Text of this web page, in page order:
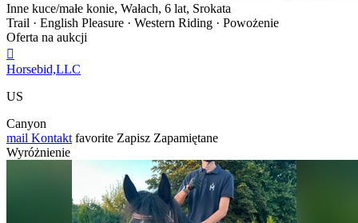
Inne kuce/małe konie, Wałach, 6 lat, Srokata
Trail · English Pleasure · Western Riding · Powożenie
Oferta na aukcji

Horsebid,LLC
US
Canyon
mail Kontakt favorite Zapisz Zapamiętane
Wyróżnienie